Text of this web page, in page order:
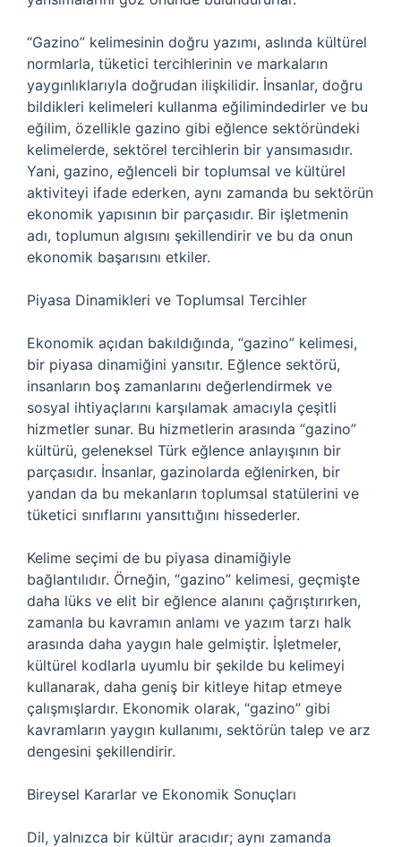
“Gazino” kelimesinin doğru yazımı, aslında kültürel
normlarla, tüketici tercihlerinin ve markaların
yaygınlıklarıyla doğrudan ilişkilidir. İnsanlar, doğru
bildikleri kelimeleri kullanma eğilimindedirler ve bu
eğilim, özellikle gazino gibi eğlence sektöründeki
kelimelerde, sektörel tercihlerin bir yansımasıdır.
Yani, gazino, eğlenceli bir toplumsal ve kültürel
aktiviteyi ifade ederken, aynı zamanda bu sektörün
ekonomik yapısının bir parçasıdır. Bir işletmenin
adı, toplumun algısını şekillendirir ve bu da onun
ekonomik başarısını etkiler.
Piyasa Dinamikleri ve Toplumsal Tercihler
Ekonomik açıdan bakıldığında, “gazino” kelimesi,
bir piyasa dinamiğini yansıtır. Eğlence sektörü,
insanların boş zamanlarını değerlendirmek ve
sosyal ihtiyaçlarını karşılamak amacıyla çeşitli
hizmetler sunar. Bu hizmetlerin arasında “gazino”
kültürü, geleneksel Türk eğlence anlayışının bir
parçasıdır. İnsanlar, gazinolarda eğlenirken, bir
yandan da bu mekanların toplumsal statülerini ve
tüketici sınıflarını yansıttığını hissederler.
Kelime seçimi de bu piyasa dinamiğiyle
bağlantılıdır. Örneğin, “gazino” kelimesi, geçmişte
daha lüks ve elit bir eğlence alanını çağrıştırırken,
zamanla bu kavramın anlamı ve yazım tarzı halk
arasında daha yaygın hale gelmiştir. İşletmeler,
kültürel kodlarla uyumlu bir şekilde bu kelimeyi
kullanarak, daha geniş bir kitleye hitap etmeye
çalışmışlardır. Ekonomik olarak, “gazino” gibi
kavramların yaygın kullanımı, sektörün talep ve arz
dengesini şekillendirir.
Bireysel Kararlar ve Ekonomik Sonuçları
Dil, yalnızca bir kültür aracıdır; aynı zamanda